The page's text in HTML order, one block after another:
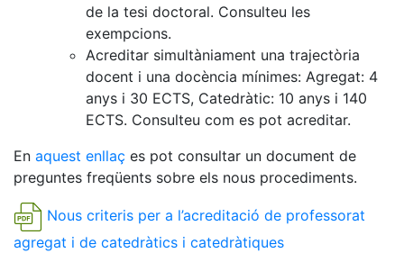
de la tesi doctoral. Consulteu les
exempcions.
Acreditar simultàniament una trajectòria
docent i una docència mínimes: Agregat: 4
anys i 30 ECTS, Catedràtic: 10 anys i 140
ECTS. Consulteu com es pot acreditar.
En aquest enllaç es pot consultar un document de
preguntes freqüents sobre els nous procediments.
Nous criteris per a l’acreditació de professorat
agregat i de catedràtics i catedràtiques